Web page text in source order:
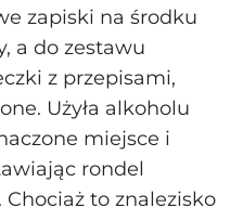
zapiski na środku
a do zestawu
z przepisami,
Użyła alkoholu
miejsce i
rondel
to znalezisko